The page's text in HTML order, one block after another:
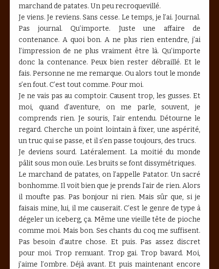
marchand de patates. Un peu recroquevillé.
Je viens. Je reviens. Sans cesse. Le temps, je l’ai. Journal.
Pas journal. Qu’importe. Juste une affaire de
contenance. A quoi bon. A ne plus rien entendre, j’ai
l’impression de ne plus vraiment être là. Qu’importe
donc la contenance. Peux bien rester débraillé. Et le
fais. Personne ne me remarque. Ou alors tout le monde
s’en fout. C’est tout comme. Pour moi.
Je ne vais pas au comptoir. Causent trop, les gusses. Et
moi, quand d’aventure, on me parle, souvent, je
comprends rien. Je souris, l’air entendu. Détourne le
regard. Cherche un point lointain à fixer, une aspérité,
un truc qui se passe, et il s’en passe toujours, des trucs.
Je deviens sourd. Latéralement. La moitié du monde
pâlit sous mon ouïe. Les bruits se font dissymétriques.
Le marchand de patates, on l’appelle Patator. Un sacré
bonhomme. Il voit bien que je prends l’air de rien. Alors
il moufte pas. Pas bonjour ni rien. Mais sûr que, si je
faisais mine, lui, il me causerait. C’est le genre de type à
dégeler un iceberg, ça. Même une vieille tête de pioche
comme moi. Mais bon. Ses chants du coq me suffisent.
Pas besoin d’autre chose. Et puis. Pas assez discret
pour moi. Trop remuant. Trop gai. Trop bavard. Moi,
j’aime l’ombre. Déjà avant. Et puis maintenant encore